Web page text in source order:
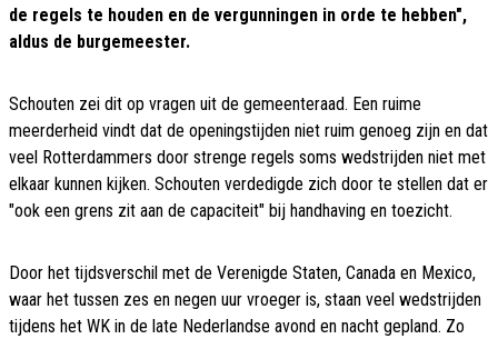
de regels te houden en de vergunningen in orde te hebben",
aldus de burgemeester.
Schouten zei dit op vragen uit de gemeenteraad. Een ruime
meerderheid vindt dat de openingstijden niet ruim genoeg zijn en dat
veel Rotterdammers door strenge regels soms wedstrijden niet met
elkaar kunnen kijken. Schouten verdedigde zich door te stellen dat er
"ook een grens zit aan de capaciteit" bij handhaving en toezicht.
Door het tijdsverschil met de Verenigde Staten, Canada en Mexico,
waar het tussen zes en negen uur vroeger is, staan veel wedstrijden
tijdens het WK in de late Nederlandse avond en nacht gepland. Zo